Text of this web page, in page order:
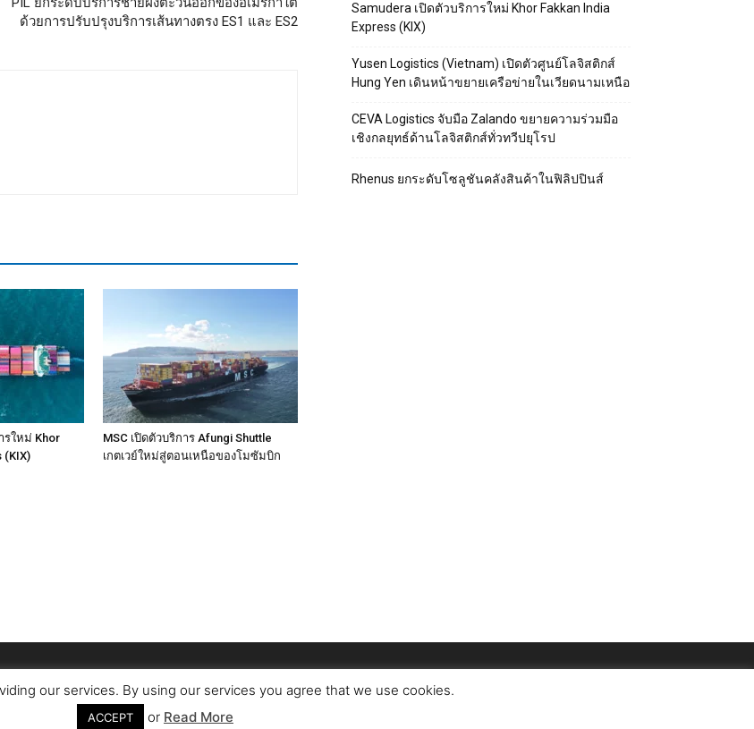
ด้วยการปรับปรุงบริการเส้นทางตรง ES1 และ ES2
รใหม่ Khor
(KIX)
MSC เปิดตัวบริการ Afungi Shuttle
เกตเวย์ใหม่สู่ตอนเหนือของโมซัมบิก
Samudera เปิดตัวบริการใหม่ Khor Fakkan India
Express (KIX)
Yusen Logistics (Vietnam) เปิดตัวศูนย์โลจิสติกส์
Hung Yen เดินหน้าขยายเครือข่ายในเวียดนามเหนือ
CEVA Logistics จับมือ Zalando ขยายความร่วมมือ
เชิงกลยุทธ์ด้านโลจิสติกส์ทั่วทวีปยุโรป
Rhenus ยกระดับโซลูชันคลังสินค้าในฟิลิปปินส์
ติดต่อเรา เกี่ยวกับเรา
our services. By using our services you agree that we use cookies.
ACCEPT or Read More